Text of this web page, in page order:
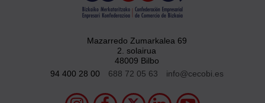
Mazarredo Zumarkalea 69
2. solairua
48009 Bilbo
94 400 28 00
688 72 05 63 info@cecobi.es